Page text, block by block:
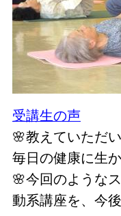
受講生の声
🌸教えていただ
毎日の健康に生か
🌸今回のような
動系講座を、今